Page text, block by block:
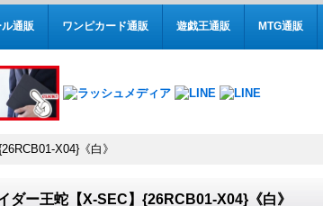
ル通販 ワンピカード通販 遊戯王通販 MTG通販
X04}《白》
ダー王蛇【X-SEC】{26RCB01-X04}《白》